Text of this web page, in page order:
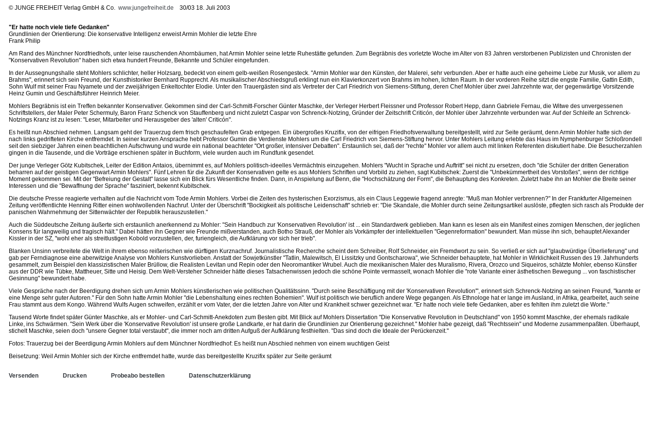
© JUNGE FREIHEIT Verlag GmbH & Co. www.jungefreiheit.de 30/03 18. Juli 2003
"Er hatte noch viele tiefe Gedanken"
Grundlinien der Orientierung: Die konservative Intelligenz erweist Armin Mohler die letzte Ehre
Frank Philip
Am Rand des Münchner Nordfriedhofs, unter leise rauschenden Ahornbäumen, hat Armin Mohler seine letzte Ruhestätte gefunden. Zum Begräbnis des vorletzte Woche im Alter von 83 Jahren verstorbenen Publizisten und Chronisten der
"Konservativen Revolution" haben sich etwa hundert Freunde, Bekannte und Schüler eingefunden.
In der Aussegnungshalle steht Mohlers schlichter, heller Holzsarg, bedeckt von einem gelb-weißen Rosengesteck. "Armin Mohler war den Künsten, der Malerei, sehr verbunden. Aber er hatte auch eine geheime Liebe zur Musik, vor allem zu
Brahms", erinnert sich sein Freund, der Kunsthistoriker Bernhard Rupprecht. Als musikalischer Abschiedsgruß erklingt nun ein Klavierkonzert von Brahms im hohen, lichten Raum. In der vorderen Reihe sitzt die engste Familie, Gattin Edith,
Sohn Wulf mit seiner Frau Nyamete und der zweijährigen Enkeltochter Elodie. Unter den Trauergästen sind als Vertreter der Carl Friedrich von Siemens-Stiftung, deren Chef Mohler über zwei Jahrzehnte war, der gegenwärtige Vorsitzende
Heinz Gumin und Geschäftsführer Heinrich Meier.
Mohlers Begräbnis ist ein Treffen bekannter Konservativer. Gekommen sind der Carl-Schmitt-Forscher Günter Maschke, der Verleger Herbert Fleissner und Professor Robert Hepp, dann Gabriele Fernau, die Witwe des unvergessenen
Schriftstellers, der Maler Peter Schermuly, Baron Franz Schenck von Stauffenberg und nicht zuletzt Caspar von Schrenck-Notzing, Gründer der Zeitschrift Criticón, der Mohler über Jahrzehnte verbunden war. Auf der Schleife an Schrenck-
Notzings Kranz ist zu lesen: "Leser, Mitarbeiter und Herausgeber des 'alten' Criticón".
Es heißt nun Abschied nehmen. Langsam geht der Trauerzug dem frisch geschaufelten Grab entgegen. Ein übergroßes Kruzifix, von der eifrigen Friedhofsverwaltung bereitgestellt, wird zur Seite geräumt, denn Armin Mohler hatte sich der
nach links gedrifteten Kirche entfremdet. In seiner kurzen Ansprache hebt Professor Gumin die Verdienste Mohlers um die Carl Friedrich von Siemens-Stiftung hervor. Unter Mohlers Leitung erlebte das Haus im Nymphenburger Schloßrondell
seit den siebziger Jahren einen beachtlichen Aufschwung und wurde ein national beachteter "Ort großer, intensiver Debatten". Erstaunlich sei, daß der "rechte" Mohler vor allem auch mit linken Referenten diskutiert habe. Die Besucherzahlen
gingen in die Tausende, und die Vorträge erschienen später in Buchform, viele wurden auch im Rundfunk gesendet.
Der junge Verleger Götz Kubitschek, Leiter der Edition Antaios, übernimmt es, auf Mohlers politisch-ideelles Vermächtnis einzugehen. Mohlers "Wucht in Sprache und Auftritt" sei nicht zu ersetzen, doch "die Schüler der dritten Generation
beharren auf der geistigen Gegenwart Armin Mohlers". Fünf Lehren für die Zukunft der Konservativen gelte es aus Mohlers Schriften und Vorbild zu ziehen, sagt Kubitschek: Zuerst die "Unbekümmertheit des Vorstoßes", wenn der richtige
Moment gekommen sei. Mit der "Befreiung der Gestalt" lasse sich ein Blick fürs Wesentliche finden. Dann, in Anspielung auf Benn, die "Hochschätzung der Form", die Behauptung des Konkreten. Zuletzt habe ihn an Mohler die Breite seiner
Interessen und die "Bewaffnung der Sprache" fasziniert, bekennt Kubitschek.
Die deutsche Presse reagierte verhalten auf die Nachricht vom Tode Armin Mohlers. Vorbei die Zeiten des hysterischen Exorzismus, als ein Claus Leggewie fragend anregte: "Muß man Mohler verbrennen?" In der Frankfurter Allgemeinen
Zeitung veröffentlichte Henning Ritter einen wohlwollenden Nachruf. Unter der Überschrift "Bockigkeit als politische Leidenschaft" schrieb er: "Die Skandale, die Mohler durch seine Zeitungsartikel auslöste, pflegten sich rasch als Produkte der
panischen Wahrnehmung der Sittenwächter der Republik herauszustellen."
Auch die Süddeutsche Zeitung äußerte sich erstaunlich anerkennend zu Mohler: "Sein Handbuch zur 'Konservativen Revolution' ist ... ein Standardwerk geblieben. Man kann es lesen als ein Manifest eines zornigen Menschen, der jeglichen
Konsens für langweilig und tragisch hält." Dabei hätten ihn Gegner wie Freunde mißverstanden, auch Botho Strauß, der Mohler als Vorkämpfer der intellektuellen "Gegenreformation" bewundert. Man müsse ihn sich, behauptet Alexander
Kissler in der SZ, "wohl eher als streitlustigen Kobold vorzustellen, der, furiengleich, die Aufklärung vor sich her trieb".
Blanken Unsinn verbreitete die Welt in ihrem ebenso reißerischen wie dürftigen Kurznachruf. Journalistische Recherche scheint dem Schreiber, Rolf Schneider, ein Fremdwort zu sein. So verließ er sich auf "glaubwürdige Überlieferung" und
gab per Ferndiagnose eine aberwitzige Analyse von Mohlers Kunstvorlieben. Anstatt der Sowjetkünstler "Tatlin, Malewitsch, El Lissitzky und Gontscharowa", wie Schneider behauptete, hat Mohler in Wirklichkeit Russen des 19. Jahrhunderts
gesammelt, zum Beispiel den klassizistischen Maler Brüllow, die Realisten Levitan und Repin oder den Neoromantiker Wrubel. Auch die mexikanischen Maler des Muralismo, Rivera, Orozco und Siqueiros, schätzte Mohler, ebenso Künstler
aus der DDR wie Tübke, Mattheuer, Sitte und Heisig. Dem Welt-Versteher Schneider hätte dieses Tatsachenwissen jedoch die schöne Pointe vermasselt, wonach Mohler die "rote Variante einer ästhetischen Bewegung ... von faschistischer
Gesinnung" bewundert habe.
Viele Gespräche nach der Beerdigung drehen sich um Armin Mohlers künstlerischen wie politischen Qualitätssinn. "Durch seine Beschäftigung mit der 'Konservativen Revolution'", erinnert sich Schrenck-Notzing an seinen Freund, "kannte er
eine Menge sehr guter Autoren." Für den Sohn hatte Armin Mohler "die Lebenshaltung eines rechten Bohemien". Wulf ist politisch wie beruflich andere Wege gegangen. Als Ethnologe hat er lange im Ausland, in Afrika, gearbeitet, auch seine
Frau stammt aus dem Kongo. Während Wulfs Augen schweifen, erzählt er vom Vater, der die letzten Jahre von Alter und Krankheit schwer gezeichnet war. "Er hatte noch viele tiefe Gedanken, aber es fehlten ihm zuletzt die Worte."
Tausend Worte findet später Günter Maschke, als er Mohler- und Carl-Schmitt-Anekdoten zum Besten gibt. Mit Blick auf Mohlers Dissertation "Die Konservative Revolution in Deutschland" von 1950 kommt Maschke, der ehemals radikale
Linke, ins Schwärmen. "Sein Werk über die 'Konservative Revolution' ist unsere große Landkarte, er hat darin die Grundlinien zur Orientierung gezeichnet." Mohler habe gezeigt, daß "Rechtssein" und Moderne zusammenpaßten. Überhaupt,
stichelt Maschke, seien doch "unsere Gegner total verstaubt", die immer noch am dritten Aufguß der Aufklärung festhielten. "Das sind doch die Ideale der Perückenzeit."
Fotos: Trauerzug bei der Beerdigung Armin Mohlers auf dem Münchner Nordfriedhof: Es heißt nun Abschied nehmen von einem wuchtigen Geist
Beisetzung: Weil Armin Mohler sich der Kirche entfremdet hatte, wurde das bereitgestellte Kruzifix später zur Seite geräumt
Versenden Drucken Probeabo bestellen Datenschutzerklärung